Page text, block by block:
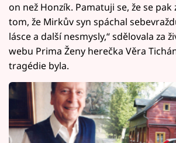
on než Honzík. Pamatuji se, že se
tom, že Mirkův syn spáchal
lásce a další nesmysly,“ sdělovala za
webu Prima Ženy herečka Věra
tragédie byla.